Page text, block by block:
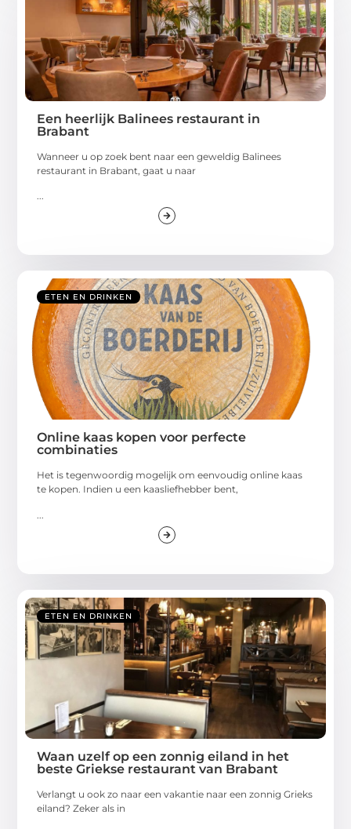
Een heerlijk Balinees restaurant in
Brabant
Wanneer u op zoek bent naar een geweldig Balinees
restaurant in Brabant, gaat u naar
...
ETEN EN DRINKEN
Online kaas kopen voor perfecte
combinaties
Het is tegenwoordig mogelijk om eenvoudig online kaas
te kopen. Indien u een kaasliefhebber bent,
ETEN EN DRINKEN
Waan uzelf op een zonnig eiland in het
beste Griekse restaurant van Brabant
Verlangt u ook zo naar een vakantie naar een zonnig Grieks
eiland? Zeker als in